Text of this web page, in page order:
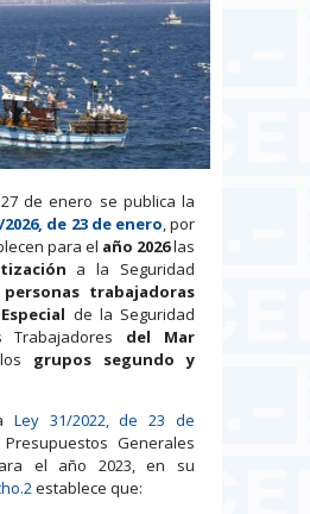
de enero se publica la
de 23 de enero , por
para el año 2026las
a la Seguridad
personas trabajadoras
de la Seguridad
del Mar
grupos segundo y
Ley 31/2022, de 23 de
Presupuestos Generales
el año 2023, en su
establece que: